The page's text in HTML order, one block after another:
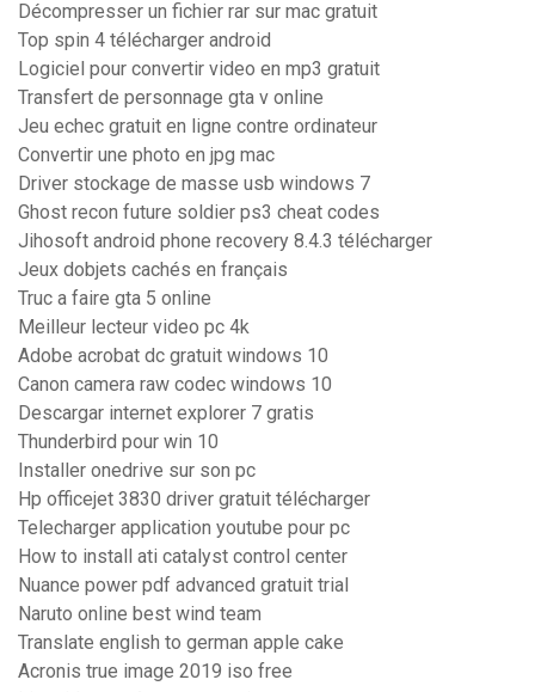
Décompresser un fichier rar sur mac gratuit
Top spin 4 télécharger android
Logiciel pour convertir video en mp3 gratuit
Transfert de personnage gta v online
Jeu echec gratuit en ligne contre ordinateur
Convertir une photo en jpg mac
Driver stockage de masse usb windows 7
Ghost recon future soldier ps3 cheat codes
Jihosoft android phone recovery 8.4.3 télécharger
Jeux dobjets cachés en français
Truc a faire gta 5 online
Meilleur lecteur video pc 4k
Adobe acrobat dc gratuit windows 10
Canon camera raw codec windows 10
Descargar internet explorer 7 gratis
Thunderbird pour win 10
Installer onedrive sur son pc
Hp officejet 3830 driver gratuit télécharger
Telecharger application youtube pour pc
How to install ati catalyst control center
Nuance power pdf advanced gratuit trial
Naruto online best wind team
Translate english to german apple cake
Acronis true image 2019 iso free